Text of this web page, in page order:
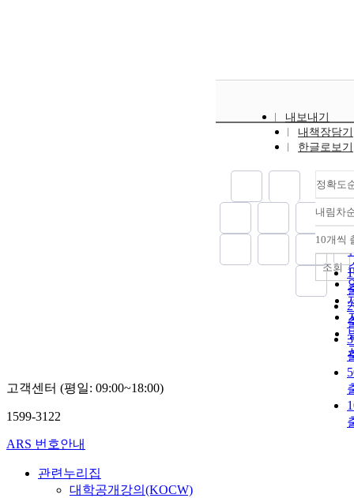
내보내기
내책장담기
한글로보기
정확도
내림차
10개씩
조회
고객센터 (평일: 09:00~18:00)
1599-3122
ARS 번호안내
관련누리집
대학공개강의(KOCW)